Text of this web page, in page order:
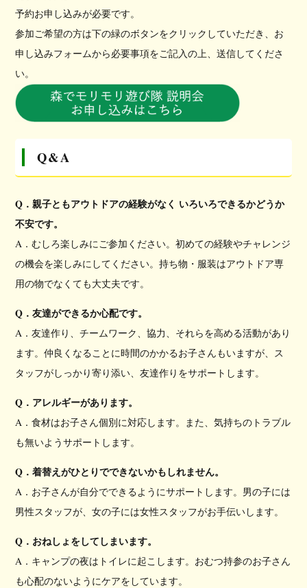
予約お申し込みが必要です。
参加ご希望の方は下の緑のボタンをクリックしていただき、お
申し込みフォームから必要事項をご記入の上、送信してくださ
い。
Q&A
Q．親子ともアウトドアの経験がなく いろいろできるかどうか
不安です。
A．むしろ楽しみにご参加ください。初めての経験やチャレンジ
の機会を楽しみにしてください。持ち物・服装はアウトドア専
用の物でなくても大丈夫です。
Q．友達ができるか心配です。
A．友達作り、チームワーク、協力、それらを高める活動があり
ます。仲良くなることに時間のかかるお子さんもいますが、ス
タッフがしっかり寄り添い、友達作りをサポートします。
Q．アレルギーがあります。
A．食材はお子さん個別に対応します。また、気持ちのトラブル
も無いようサポートします。
Q．着替えがひとりでできないかもしれません。
A．お子さんが自分でできるようにサポートします。男の子には
男性スタッフが、女の子には女性スタッフがお手伝いします。
Q．おねしょをしてしまいます。
A．キャンプの夜はトイレに起こします。おむつ持参のお子さん
も心配のないようにケアをしています。